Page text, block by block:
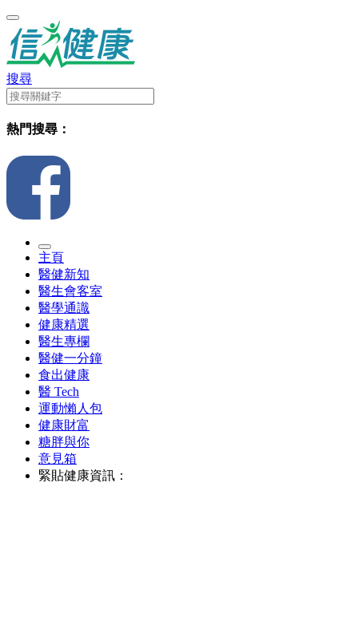
搜尋
熱門搜尋：
主頁
醫健新知
醫生會客室
醫學通識
健康精選
醫生專欄
醫健一分鐘
食出健康
醫 Tech
運動懶人包
健康財富
糖胖與你
意見箱
緊貼健康資訊：